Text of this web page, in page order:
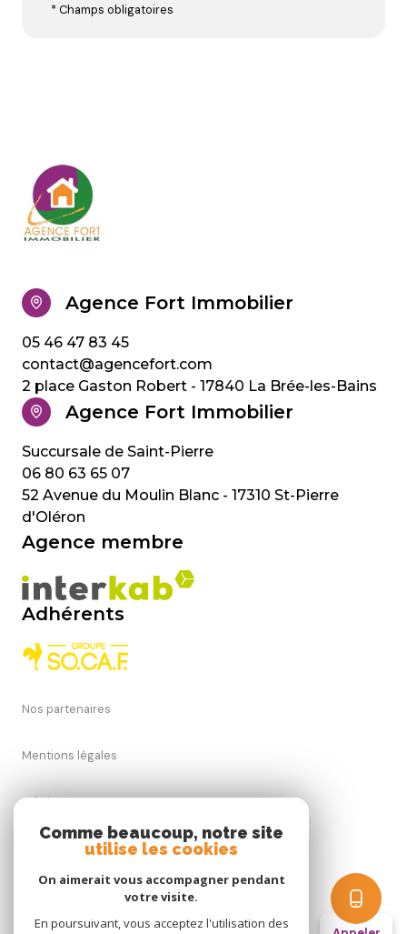
* Champs obligatoires
Agence Fort Immobilier
05 46 47 83 45
contact@agencefort.com
2 place Gaston Robert - 17840 La Brée-les-Bains
Agence Fort Immobilier
06 80 63 65 07
52 Avenue du Moulin Blanc - 17310 St-Pierre
d'Oléron
Agence membre
Adhérents
Nos partenaires
Mentions légales
Admin
Nos honoraires
Comme beaucoup, notre site
utilise les cookies
On aimerait vous accompagner pendant
votre visite.
En poursuivant, vous acceptez l'utilisation des